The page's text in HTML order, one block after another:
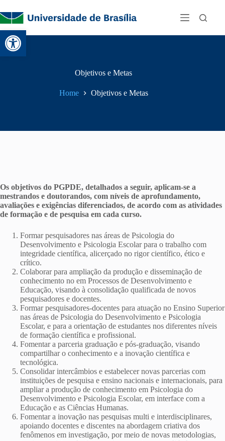
Abrir a barra de ferramentas
Objetivos e Metas
Home Objetivos e Metas
Os objetivos do PGPDE, detalhados a seguir, aplicam-se a
mestrandos e doutorandos, com níveis de aprofundamento,
avaliações e exigências diferenciados, de acordo com as atividades
de formação e de pesquisa em cada curso.
Formar pesquisadores nas áreas de Psicologia do
Desenvolvimento e Psicologia Escolar para o trabalho com
integridade científica, alicerçado no rigor científico, ético e
crítico.
Colaborar para ampliação da produção e disseminação de
conhecimento no em Processos de Desenvolvimento e
Educação, visando à consolidação qualificada de novos
pesquisadores e docentes.
Formar pesquisadores-docentes para atuação no Ensino Superior
nas áreas de Psicologia do Desenvolvimento e Psicologia
Escolar, e para a orientação de estudantes nos diferentes níveis
de formação científica e profissional.
Fomentar a parceria graduação e pós-graduação, visando
compartilhar o conhecimento e a inovação científica e
tecnológica.
Consolidar intercâmbios e estabelecer novas parcerias com
instituições de pesquisa e ensino nacionais e internacionais, para
ampliar a produção de conhecimento em Psicologia do
Desenvolvimento e Psicologia Escolar, em interface com a
Educação e as Ciências Humanas.
Fomentar a inovação nas pesquisas multi e interdisciplinares,
apoiando docentes e discentes na abordagem criativa dos
fenômenos em investigação, por meio de novas metodologias,